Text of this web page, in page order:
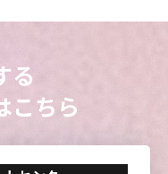
る
こちら